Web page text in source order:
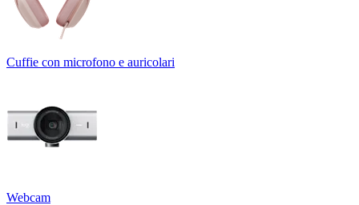
Cuffie con microfono e auricolari
Webcam